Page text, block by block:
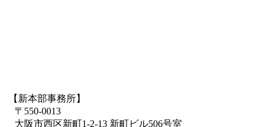
【新本部事務所】
〒550-0013
大阪市西区新町1-2-13 新町ビル506号室